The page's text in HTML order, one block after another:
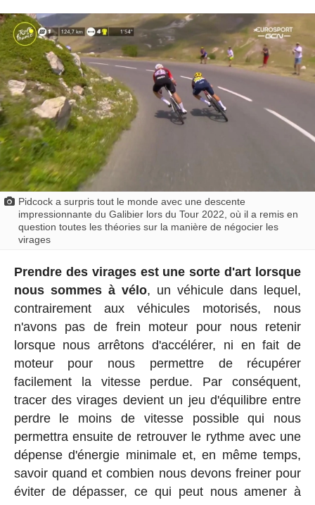
Pidcock a surpris tout le monde avec une descente
impressionnante du Galibier lors du Tour 2022, où il a remis en
question toutes les théories sur la manière de négocier les
virages
Prendre des virages est une sorte d'art lorsque
nous sommes à vélo, un véhicule dans lequel,
contrairement aux véhicules motorisés, nous
n'avons pas de frein moteur pour nous retenir
lorsque nous arrêtons d'accélérer, ni en fait de
moteur pour nous permettre de récupérer
facilement la vitesse perdue. Par conséquent,
tracer des virages devient un jeu d'équilibre entre
perdre le moins de vitesse possible qui nous
permettra ensuite de retrouver le rythme avec une
dépense d'énergie minimale et, en même temps,
savoir quand et combien nous devons freiner pour
éviter de dépasser, ce qui peut nous amener à